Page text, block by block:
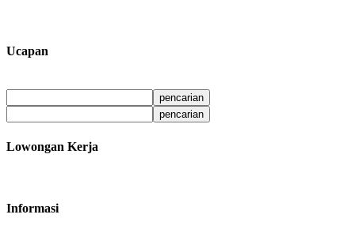
Ucapan
Lowongan Kerja
Informasi